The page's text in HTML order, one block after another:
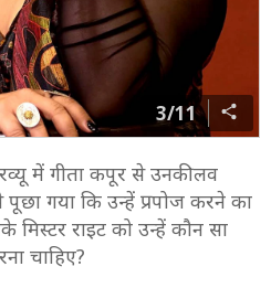
3/11
में गीता कपूर से उनकी लव
गया कि उन्हें प्रपोज करने का
मिस्टर राइट को उन्हें कौन सा
चाहिए?